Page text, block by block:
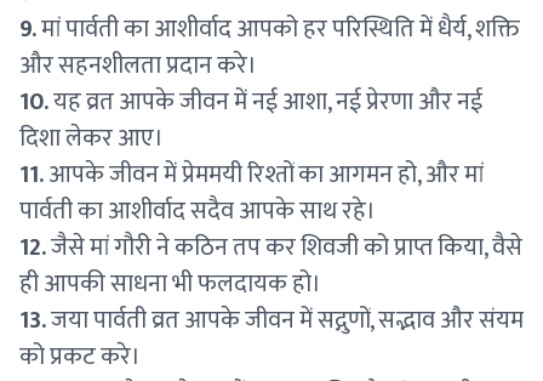
9.मां पार्वती का आशीर्वाद आपको हर परिस्थिति में धैर्य, शक्ति
और सहनशीलता प्रदान करे।
10.यह व्रत आपके जीवन में नई आशा, नई प्रेरणा और नई
दिशा लेकर आए।
11.आपके जीवन में प्रेममयी रिश्तों का आगमन हो, और मां
पार्वती का आशीर्वाद सदैव आपके साथ रहे।
12.जैसे मां गौरी ने कठिन तप कर शिवजी को प्राप्त किया, वैसे
ही आपकी साधना भी फलदायक हो।
13.जया पार्वती व्रत आपके जीवन में सद्गुणों, सद्भाव और संयम
को प्रकट करे।